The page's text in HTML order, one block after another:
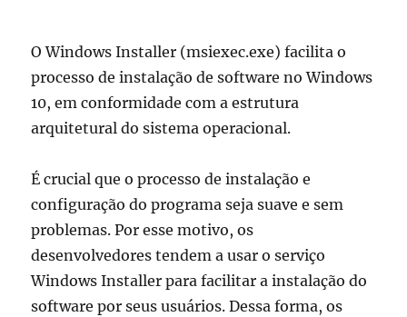
O Windows Installer (msiexec.exe) facilita o
processo de instalação de software no Windows
10, em conformidade com a estrutura
arquitetural do sistema operacional.
É crucial que o processo de instalação e
configuração do programa seja suave e sem
problemas. Por esse motivo, os
desenvolvedores tendem a usar o serviço
Windows Installer para facilitar a instalação do
software por seus usuários. Dessa forma, os